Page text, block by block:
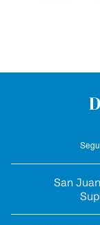
San Juan